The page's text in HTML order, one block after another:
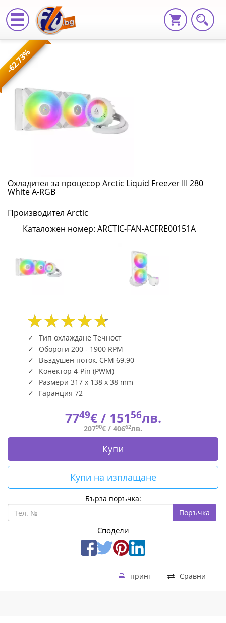
Охладител
за
процесор
Arctic
Liquid
280
White
A-
ARCTIC-
FAN-
|
Fly.bg
-62.73%
Охладител за процесор Arctic Liquid Freezer III 280
White A-RGB
Производител Arctic
Каталожен номер: ARCTIC-FAN-ACFRE00151A
Тип охлаждане Течност
Обороти 200 - 1900 RPM
Въздушен поток, CFM 69.90
Конектор 4-Pin (PWM)
Размери 317 x 138 x 38 mm
Гаранция 72
7749€ / 15156лв.
20790€ /40662лв.
Купи
Купи на изплащане
Бърза поръчка:
Поръчка
Сподели
Сравни
принт